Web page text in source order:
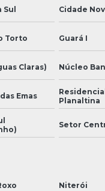
Empresas de
Empresas de
Estudo de
Execução
Execução
interior
Execução de
Cidade
Torto Guará I
Claras) Núcleo
Emas
Planaltina
Setor
Niterói